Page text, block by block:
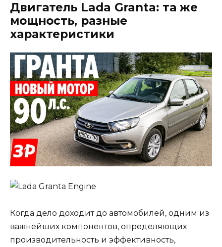
Двигатель Lada Granta: та же
мощность, разные
характеристики
Когда дело доходит до автомобилей, одним из
важнейших компонентов, определяющих
производительность и эффективность,